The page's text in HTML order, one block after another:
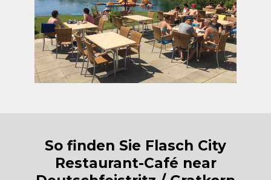
So finden Sie Flasch City
Restaurant-Café near